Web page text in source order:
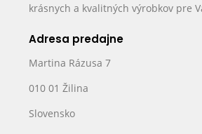
krásnych a kvalitných výrobkov pre
Adresa predajne
Martina Rázusa 7
010 01 Žilina
Slovensko